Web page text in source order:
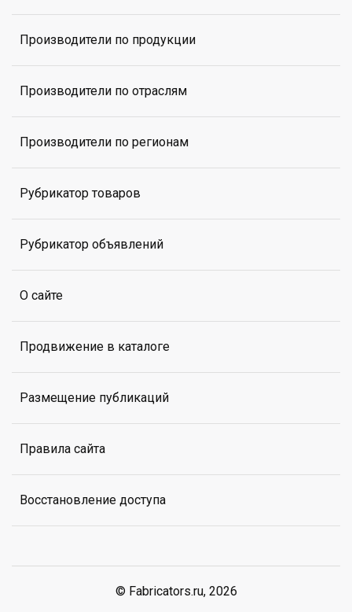
Производители по продукции
Производители по отраслям
Производители по регионам
Рубрикатор товаров
Рубрикатор объявлений
О сайте
Продвижение в каталоге
Размещение публикаций
Правила сайта
Восстановление доступа
© Fabricators.ru, 2026